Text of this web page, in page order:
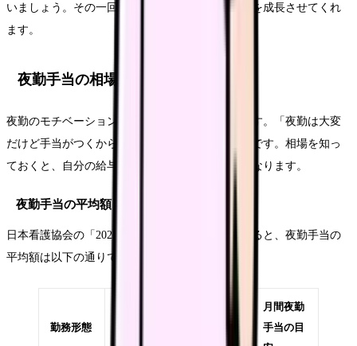
いましょう。その一回一回の積み重ねが、あなたを成長させてくれ
ます。
夜勤手当の相場を知っておこう
夜勤のモチベーションの一つに夜勤手当があります。「夜勤は大変
だけど手当がつくから頑張れる」という声は多いです。相場を知っ
ておくと、自分の給与明細を確認する時の参考になります。
夜勤手当の平均額
日本看護協会の「2025年病院看護実態調査」によると、夜勤手当の
平均額は以下の通りです。
勤務形態
月間夜勤
手当の目